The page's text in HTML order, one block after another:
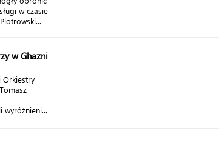
w czasie
w Ghazni
Orkiestry
wyróżnieni...